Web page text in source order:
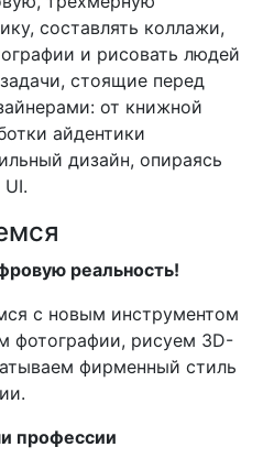
составлять коллажи,
и рисовать людей
стоящие перед
от книжной
айдентики
дизайн, опираясь
реальность!
с новым инструментом
фотографии, рисуем 3D-
фирменный стиль
профессии